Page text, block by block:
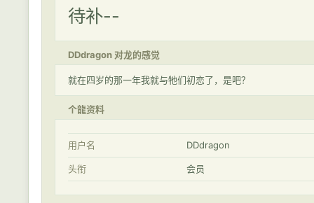
待补--
DDdragon 对龙的感觉
就在四岁的那一年我就与牠们初恋了，是吧？
个龍资料
用户名 DDdragon
头衔 会员